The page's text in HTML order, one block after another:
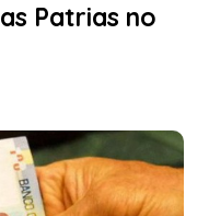
Patrias no